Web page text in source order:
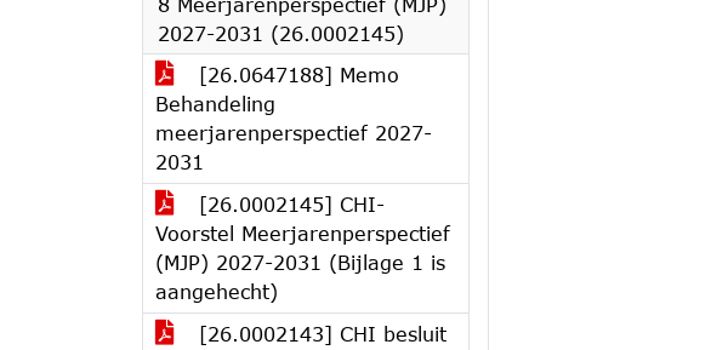
2027-2031 (26.0002145)
[26.0647188] Memo
Behandeling
meerjarenperspectief 2027-
2031
[26.0002145] CHI-
Voorstel Meerjarenperspectief
(MJP) 2027-2031 (Bijlage 1 is
aangehecht)
[26.0002143] CHI besluit